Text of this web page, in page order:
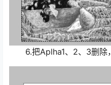
6.把Aplha1、2、3删除，